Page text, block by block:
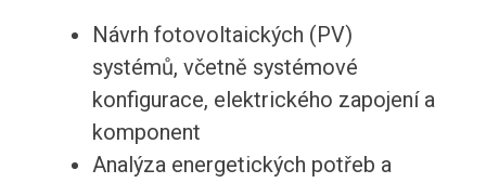
Návrh fotovoltaických (PV)
systémů, včetně systémové
konfigurace, elektrického zapojení a
komponent
Analýza energetických potřeb a